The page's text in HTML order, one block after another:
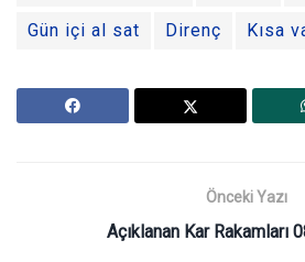
Gün içi al sat Direnç Kısa
Önceki Yazı
Açıklanan Kar Rakamları